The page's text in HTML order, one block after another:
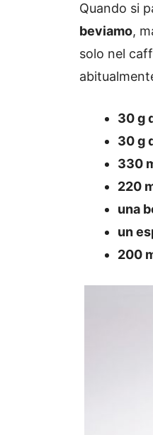
Quando si
beviamo,
solo nel
30 g
30 g
330
220
una
un
200